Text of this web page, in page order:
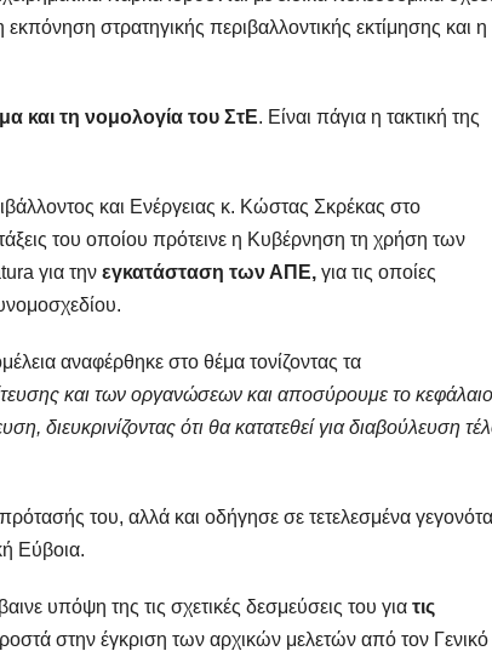
στρατηγικής περιβαλλοντικής εκτίμησης και η
και τη νομολογία του ΣτΕ. Είναι πάγια η τακτική της
και Ενέργειας κ. Κώστας Σκρέκας στο
του οποίου πρότεινε η Κυβέρνηση τη χρήση των
για την εγκατάσταση των ΑΠΕ, για τις οποίες
αναφέρθηκε στο θέμα τονίζοντας τα
και των οργανώσεων και αποσύρουμε το
διευκρινίζοντας ότι θα κατατεθεί για διαβούλευση
του, αλλά και οδήγησε σε τετελεσμένα γεγονότα
Εύβοια.
υπόψη της τις σχετικές δεσμεύσεις του για τις
στην έγκριση των αρχικών μελετών από τον Γενικό